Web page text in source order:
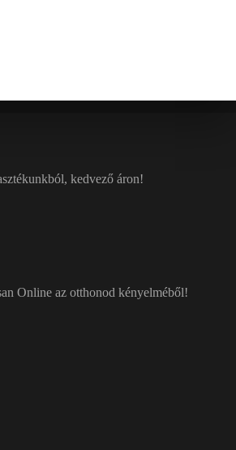
kedvező áron!
Online az otthonod kényelméből!